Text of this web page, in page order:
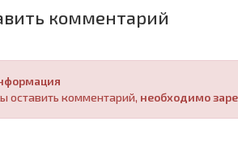
комментарий
оставить комментарий, необходимо